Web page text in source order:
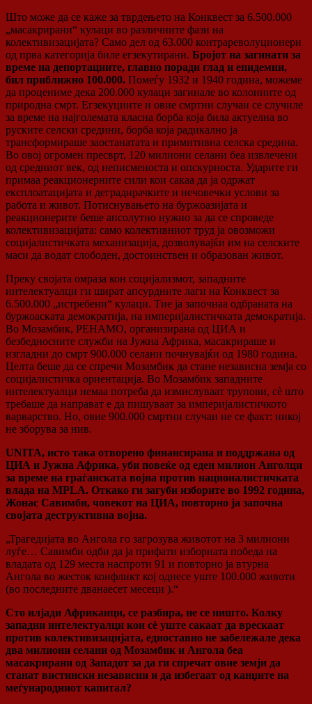
Што може да се каже за тврдењето на Конквест за 6.500.000
„масакрирани“ кулаци во различните фази на
колективизацијата? Само дел од 63.000 контрареволуционери
од прва категорија биле егзекутирани. Бројот на загинати за
време на депортациите, главно поради глад и епидемии,
бил приближно 100.000. Помеѓу 1932 и 1940 година, можеме
да процениме дека 200.000 кулаци загинале во колониите од
природна смрт. Егзекуциите и овие смртни случаи се случиле
за време на најголемата класна борба која била актуелна во
руските селски средини, борба која радикално ja
трансформираше заостанатата и примитивна селска средина.
Во овој огромен пресврт, 120 милиони селани беа извлечени
од средниот век, од неписменоста и опскурноста. Ударите ги
примаа реакционерните сили кои сакаа да ја одржат
експлоатацијата и деградирачките и нечовечки услови за
работа и живот. Потиснувањето на буржоазијата и
реакционерите беше апсолутно нужно за да се спроведе
колективизацијата: само колективниот труд ја овозможи
социјалистичката механизација, дозволувајќи им на селските
маси да водат слободен, достоинствен и образован живот.
Преку својата омраза кон социјализмот, западните
интелектуалци ги шират апсурдните лаги на Конквест за
6.500.000 „истребени“ кулаци. Тие ја започнаа одбраната на
буржоаската демократија, на империјалистичката демократија.
Во Мозамбик, РЕНАМО, организирана од ЦИА и
безбедносните служби на Јужна Африка, масакрираше и
изгладни до смрт 900.000 селани почнувајќи од 1980 година.
Целта беше да се спречи Мозамбик да стане независна земја со
социјалистичка ориентација. Во Мозамбик западните
интелектуалци немаа потреба да измислуваат трупови, сè што
требаше да направат е да пишуваат за империјалистичкото
варварство. Но, овие 900.000 смртни случаи не се факт: никој
не зборува за нив.
UNITA, исто така отворено финансирана и поддржана од
ЦИА и Јужна Африка, уби повеќе од еден милион Анголци
за време на граѓанската војна против националистичката
влада на MPLA. Откако ги загуби изборите во 1992 година,
Жонас Савимби, човекот на ЦИА, повторно ја започна
својата деструктивна војна.
„Трагедијата во Ангола го загрозува животот на 3 милиони
луѓе… Савимби одби да ја прифати изборната победа на
владата од 129 места наспроти 91 и повторно ја втурна
Ангола во жесток конфликт кој однесе уште 100.000 животи
(во последните дванаесет месеци ).“
Сто илјади Африканци, се разбира, не се ништо. Колку
западни интелектуалци кои сè уште сакаат да врескаат
против колективизацијата, едноставно не забележале дека
два милиони селани од Мозамбик и Ангола беа
масакрирани од Западот за да ги спречат овие земји да
станат вистински независни и да избегаат од канџите на
меѓународниот капитал?